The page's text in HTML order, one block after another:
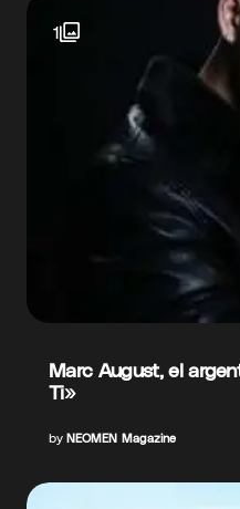
1
Marc August, el
Ti»
by NEOMEN Magazine